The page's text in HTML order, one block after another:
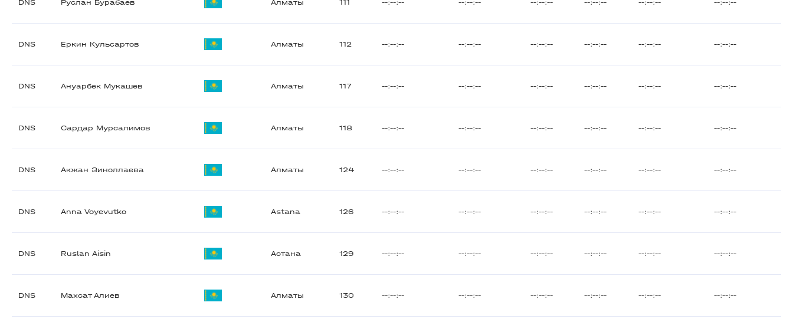
DNS Руслан Бурабаев Алматы 111 --:--:-- --:--:-- --:--:-- --:--:-- --:--:-- --:--:--
DNS Еркин Кульсартов Алматы 112 --:--:-- --:--:-- --:--:-- --:--:-- --:--:-- --:--:--
DNS Ануарбек Мукашев Алматы 117 --:--:-- --:--:-- --:--:-- --:--:-- --:--:-- --:--:--
DNS Сардар Мурсалимов Алматы 118 --:--:-- --:--:-- --:--:-- --:--:-- --:--:-- --:--:--
DNS Акжан Зиноллаева Алматы 124 --:--:-- --:--:-- --:--:-- --:--:-- --:--:-- --:--:--
DNS Anna Voyevutko Astana 126 --:--:-- --:--:-- --:--:-- --:--:-- --:--:-- --:--:--
DNS Ruslan Aisin Астана 129 --:--:-- --:--:-- --:--:-- --:--:-- --:--:-- --:--:--
DNS Махсат Алиев Алматы 130 --:--:-- --:--:-- --:--:-- --:--:-- --:--:-- --:--:--